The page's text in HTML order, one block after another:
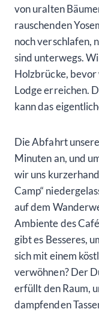
von uralten
rauschenden
noch verschlafen,
sind unterwegs.
Holzbrücke, bevor
Lodge erreichen.
kann das
Die Abfahrt
Minuten an, und
wir uns
Camp“
auf dem
Ambiente des
gibt es Besseres,
sich mit einem
verwöhnen? Der
erfüllt den Raum,
dampfenden